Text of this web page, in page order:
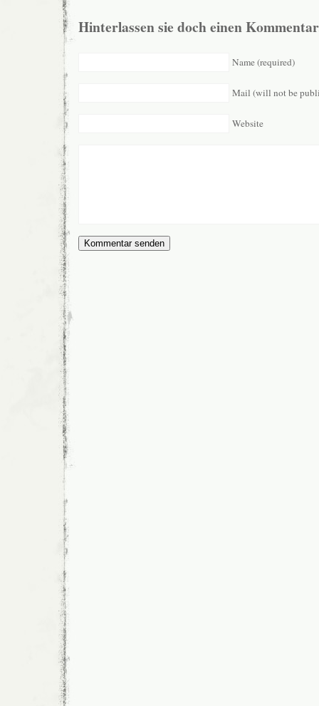
Hinterlassen sie doch einen
Name (required)
Mail (will not be
Website